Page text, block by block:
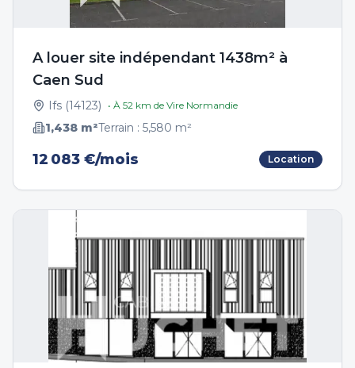
A louer site indépendant 1438m² à
Caen Sud
Ifs (14123) • À 52 km de Vire Normandie
1,438 m²Terrain : 5,580 m²
12 083 €/mois Location